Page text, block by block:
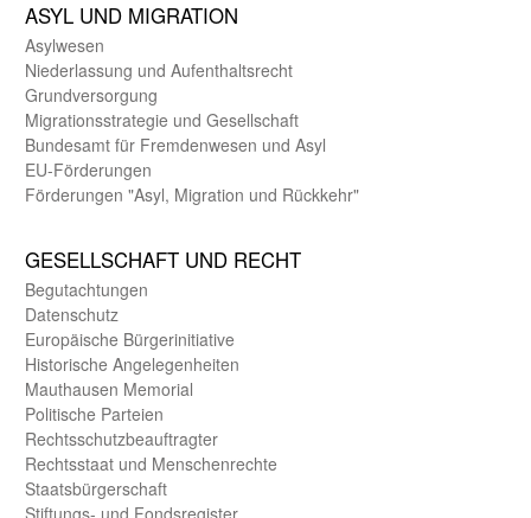
ASYL UND MIGRA­TION
Asyl­wesen
Nieder­lassung und Aufent­halts­recht
Grund­versorgung
Migrations­strategie und Gesell­schaft
Bundes­amt für Fremden­wesen und Asyl
EU-Förde­rungen
Förderungen "Asyl, Migration und Rückkehr"
GE­SELL­SCHAFT UND RECHT
Begut­achtungen
Daten­schutz
Europäische Bürger­initiative
Historische Angelegen­heiten
Mauthausen Memorial
Politische Parteien
Rechts­schutz­beauftragter
Rechts­staat und Menschen­rechte
Staats­bürger­schaft